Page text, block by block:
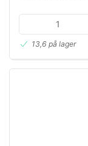
13,6 på lager